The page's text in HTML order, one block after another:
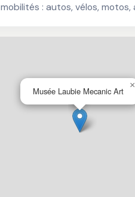
: autos, vélos,
Musée Laubie Mecanic Art
×